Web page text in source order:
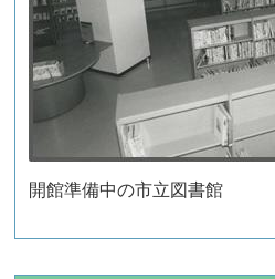
開館準備中の市立図書館